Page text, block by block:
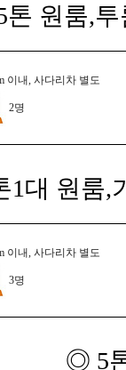
원룸,
이내, 사다리차 별도
2명
대 원룸,
이내, 사다리차 별도
3명
◎ 5